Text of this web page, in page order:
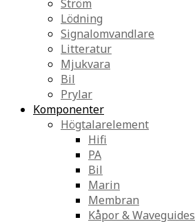
Ström
Lödning
Signalomvandlare
Litteratur
Mjukvara
Bil
Prylar
Komponenter
Högtalarelement
Hifi
PA
Bil
Marin
Membran
Kåpor & Waveguides